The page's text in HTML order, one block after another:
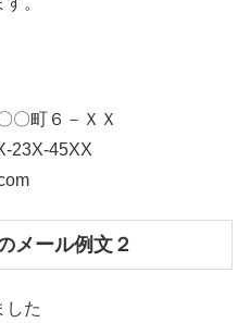
町６－ＸＸ
23X-45XX
メール例文２
た